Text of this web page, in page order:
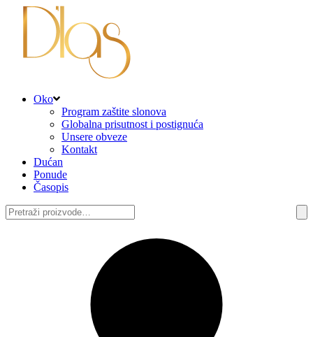
Oko
Program zaštite slonova
Globalna prisutnost i postignuća
Unsere obveze
Kontakt
Dućan
Ponude
Časopis
Pretraži: